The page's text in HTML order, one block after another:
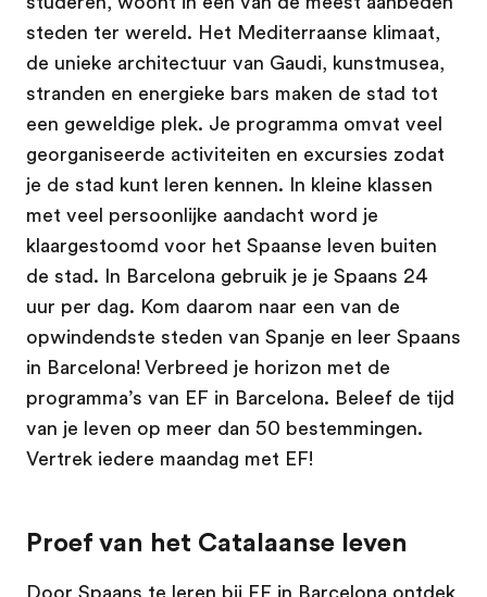
steden ter wereld. Het Mediterraanse klimaat,
de unieke architectuur van Gaudi, kunstmusea,
stranden en energieke bars maken de stad tot
een geweldige plek. Je programma omvat veel
georganiseerde activiteiten en excursies zodat
je de stad kunt leren kennen. In kleine klassen
met veel persoonlijke aandacht word je
klaargestoomd voor het Spaanse leven buiten
de stad. In Barcelona gebruik je je Spaans 24
uur per dag. Kom daarom naar een van de
opwindendste steden van Spanje en leer Spaans
in Barcelona! Verbreed je horizon met de
programma’s van EF in Barcelona. Beleef de tijd
van je leven op meer dan 50 bestemmingen.
Vertrek iedere maandag met EF!
Proef van het Catalaanse leven
Door Spaans te leren bij EF in Barcelona ontdek